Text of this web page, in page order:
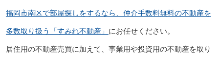
福岡市南区で部屋探しをするなら、仲介手数料無料の不動産を
多数取り扱う「すみれ不動産」 にお任せください。
居住用の不動産売買に加えて、事業用や投資用の不動産を取り